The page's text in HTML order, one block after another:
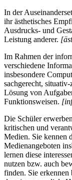
In der
ihr ästhetisches
Ausdrucks- und
Leistung anderer.
Im Rahmen der
verschiedene
insbesondere
sachgerecht,
Lösung von
Funktionsweisen.
Die Schüler
kritischen und
Medien. Sie kennen
Medienangeboten
lernen diese
nutzen bzw. auch
finden. Sie erkennen